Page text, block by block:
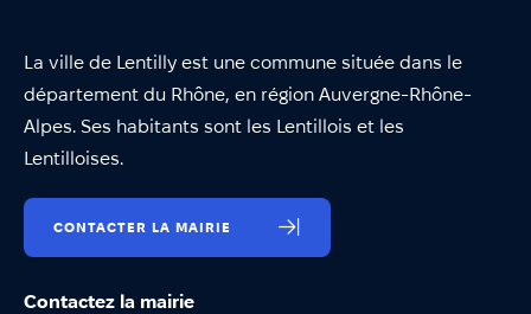
La ville de Lentilly est une commune située dans le
département du Rhône, en région Auvergne-Rhône-
Alpes. Ses habitants sont les Lentillois et les
Lentilloises.
CONTACTER LA MAIRIE
Contactez la mairie